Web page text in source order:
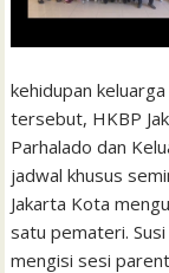
kehidupan
tersebut, HKBP
Parhalado dan
jadwal khusus
Jakarta Kota
satu pemateri.
mengisi sesi